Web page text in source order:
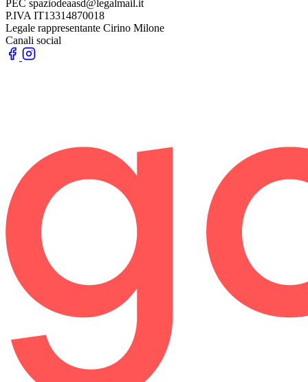
PEC spaziodeaasd@legalmail.it
P.IVA IT13314870018
Legale rappresentante Cirino Milone
Canali social